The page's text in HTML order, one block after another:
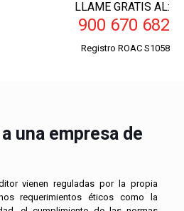
LLAME GRATIS AL:
900 670 682
Registro ROAC S1058
una empresa de
vienen reguladas por la propia
requerimientos éticos como la